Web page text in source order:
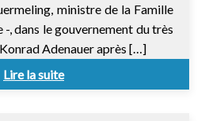
ministre de la Famille
-, dans le gouvernement du très
Adenauer après […]
Lire la suite